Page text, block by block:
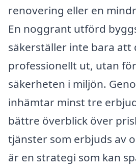
renovering eller en
En noggrant utförd
säkerställer inte bara
professionellt ut, utan
säkerheten i miljön.
inhämtar minst tre
bättre överblick över
tjänster som erbjuds av
är en strategi som kan